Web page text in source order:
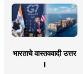
भारताचे वास्तववादी उत्तर
!